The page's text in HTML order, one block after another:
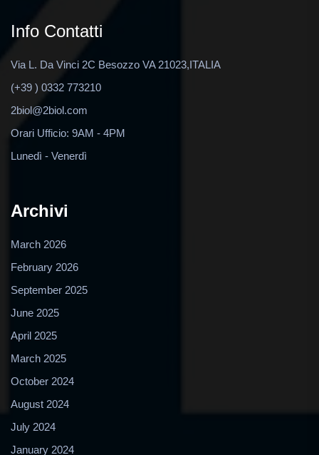
Info Contatti
Via L. Da Vinci 2C Besozzo VA 21023,ITALIA
(+39 ) 0332 773210
2biol@2biol.com
Orari Ufficio: 9AM - 4PM
Lunedì - Venerdì
Archivi
March 2026
February 2026
September 2025
June 2025
April 2025
March 2025
October 2024
August 2024
July 2024
January 2024